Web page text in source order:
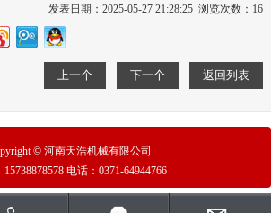
发表日期：2025-05-27 21:28:25 浏览次数： 16
上一个 下一个 返回列表
© 河南天浩机械有限公司
15738878578 电话：0371-64944766